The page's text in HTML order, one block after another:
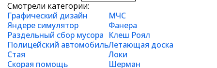
Смотрели категории:
Графический дизайн
МЧС
Яндере симулятор
Фанера
Раздельный сбор мусора Клеш Роял
Полицейский автомобильЛетающая доска
Стая
Локи
Скорая помощь
Шерман